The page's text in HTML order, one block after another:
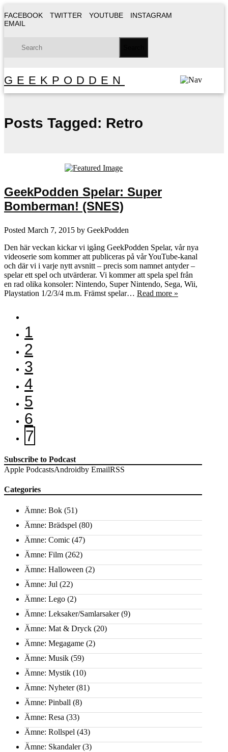
FACEBOOK TWITTER YOUTUBE
INSTAGRAM
EMAIL
GEEKPODDEN
Posts Tagged: Retro
GeekPodden Spelar: Super
Bomberman! (SNES)
Posted March 7, 2015 by GeekPodden
Den här veckan kickar vi igång GeekPodden Spelar, vår nya
videoserie som kommer att publiceras på vår YouTube-kanal
och där vi i varje nytt avsnitt – precis som namnet antyder –
spelar ett spel och utvärderar. Vi kommer att spela spel från
en rad olika konsoler: Nintendo, Super Nintendo, Sega, Wii,
Playstation 1/2/3/4 m.m. Främst spelar… Read more »
1
2
3
4
5
6
7
Subscribe to Podcast
Apple PodcastsAndroidby EmailRSS
Categories
Ämne: Bok (51)
Ämne: Brädspel (80)
Ämne: Comic (47)
Ämne: Film (262)
Ämne: Halloween (2)
Ämne: Jul (22)
Ämne: Lego (2)
Ämne: Leksaker/Samlarsaker(9)
Ämne: Mat & Dryck (20)
Ämne: Megagame (2)
Ämne: Musik (59)
Ämne: Mystik (10)
Ämne: Nyheter(81)
Ämne: Pinball (8)
Ämne: Resa (33)
Ämne: Rollspel (43)
Ämne: Skandaler(3)